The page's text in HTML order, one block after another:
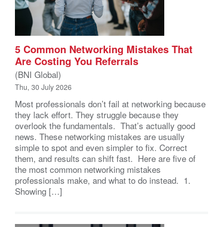
5 Common Networking Mistakes That
Are Costing You Referrals
(BNI Global)
Thu, 30 July 2026
Most professionals don’t fail at networking because
they lack effort. They struggle because they
overlook the fundamentals. That’s actually good
news. These networking mistakes are usually
simple to spot and even simpler to fix. Correct
them, and results can shift fast. Here are five of
the most common networking mistakes
professionals make, and what to do instead. 1.
Showing […]